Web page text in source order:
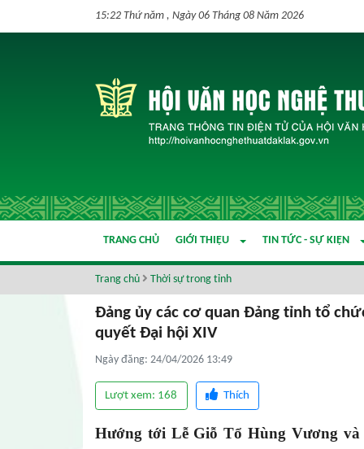
15:22 Thứ năm , Ngày 06 Tháng 08 Năm 2026
TRANG CHỦ GIỚI THIỆU TIN TỨC - SỰ KIỆN
Trang chủ Thời sự trong tỉnh
Đảng ủy các cơ quan Đảng tỉnh tổ
quyết Đại hội XIV
Ngày đăng: 24/04/2026 13:49
Lượt xem: 168 Thích
Hướng tới Lễ Giỗ Tổ Hùng Vương